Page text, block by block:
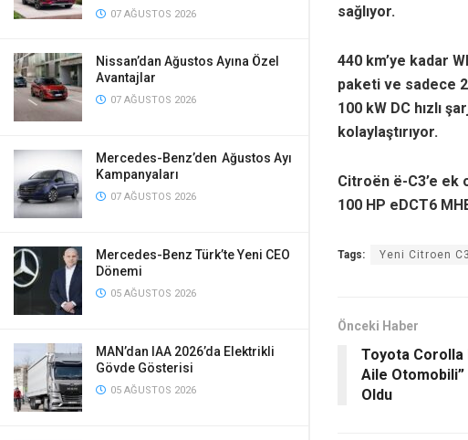
07 AĞUSTOS 2026
Nissan’dan Ağustos Ayına Özel
Avantajlar
07 AĞUSTOS 2026
Mercedes-Benz’den Ağustos Ayı
Kampanyaları
07 AĞUSTOS 2026
Mercedes-Benz Türk’te Yeni CEO
Dönemi
05 AĞUSTOS 2026
MAN’dan IAA 2026’da Elektrikli
Gövde Gösterisi
05 AĞUSTOS 2026
sağlıyor.
440 km’ye kadar
paketi ve sadece
100 kW DC hızlı
kolaylaştırıyor.
Citroën ë-C3’e ek
100 HP eDCT6
Tags: Yeni Citroen
Önceki Haber
Toyota Corolla
Aile Otomobili”
Oldu